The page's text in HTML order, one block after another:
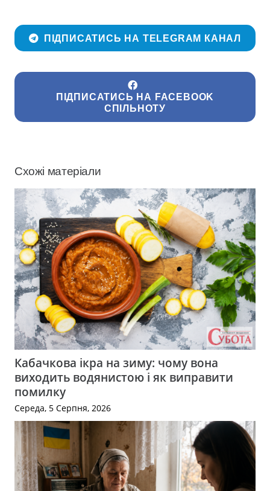
ПІДПИСАТИСЬ НА TELEGRAM КАНАЛ
ПІДПИСАТИСЬ НА FACEBOOK
СПІЛЬНОТУ
Схожі матеріали
Кабачкова ікра на зиму: чому вона
виходить водянистою і як виправити
помилку
Середа, 5 Серпня, 2026